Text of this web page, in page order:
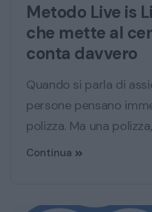
Metodo Live is
che mette al
conta davvero
Quando si parla di
persone pensano
polizza. Ma una
Continua